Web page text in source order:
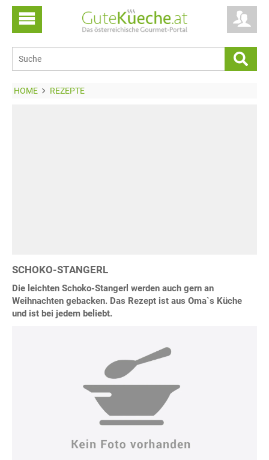
HOME REZEPTE
SCHOKO-STANGERL
Die leichten Schoko-Stangerl werden auch gern an
Weihnachten gebacken. Das Rezept ist aus Oma`s Küche
und ist bei jedem beliebt.